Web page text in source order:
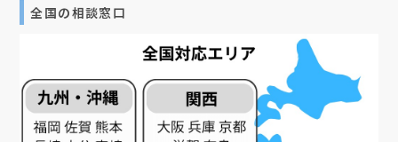
全国の相談窓口